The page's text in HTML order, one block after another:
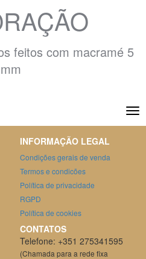
feitos com macramé 5
mm
INFORMAÇÃO LEGAL
Condições gerais de venda
Termos e condicões
Política de privacidade
RGPD
Política de cookies
CONTATOS
Telefone: +351 275341595
(Chamada para a rede fixa